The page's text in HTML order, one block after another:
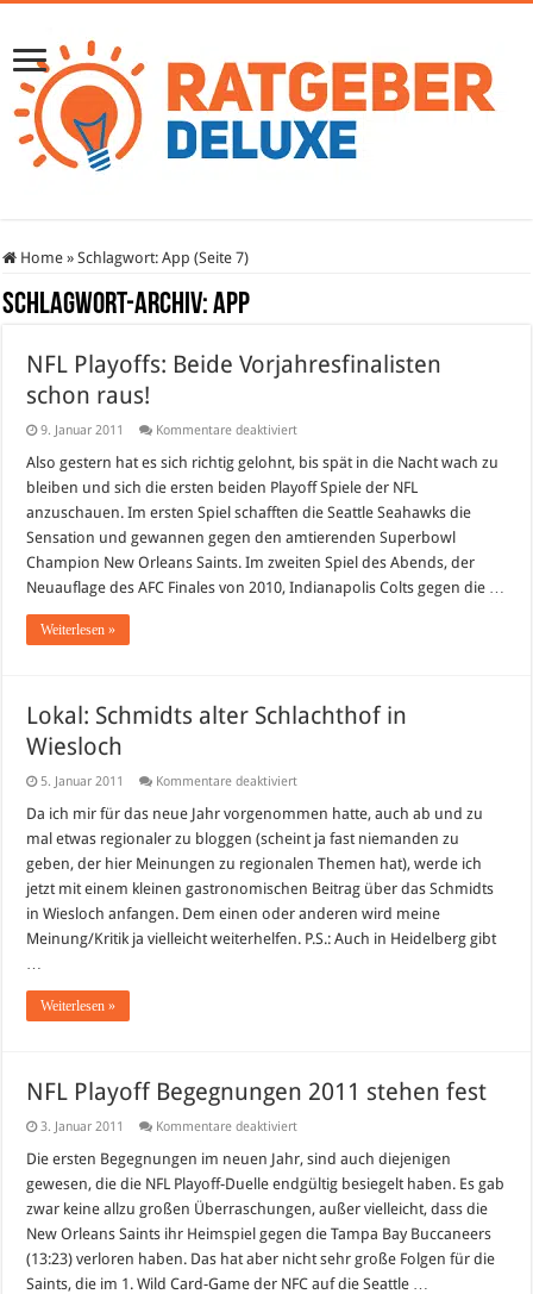
Home » Schlagwort:App (Seite 7)
Schlagwort-Archiv:App
NFL Playoffs: Beide Vorjahresfinalisten
schon raus!
9. Januar 2011 Kommentare deaktiviertfür
Playoffs:
Vorjahresfinalisten
schon
raus!
Also gestern hat es sich richtig gelohnt, bis spät in die Nacht wach zu
bleiben und sich die ersten beiden Playoff Spiele der NFL
anzuschauen. Im ersten Spiel schafften die Seattle Seahawks die
Sensation und gewannen gegen den amtierenden Superbowl
Champion New Orleans Saints. Im zweiten Spiel des Abends, der
Neuauflage des AFC Finales von 2010, Indianapolis Colts gegen die …
Weiterlesen »
Lokal: Schmidts alter Schlachthof in
Wiesloch
5. Januar 2011 Kommentare deaktiviertfür
Schmidts
Schlachthof
in
Wiesloch
Da ich mir für das neue Jahr vorgenommen hatte, auch ab und zu
mal etwas regionaler zu bloggen (scheint ja fast niemanden zu
geben, der hier Meinungen zu regionalen Themen hat), werde ich
jetzt mit einem kleinen gastronomischen Beitrag über das Schmidts
in Wiesloch anfangen. Dem einen oder anderen wird meine
Meinung/Kritik ja vielleicht weiterhelfen. P.S.: Auch in Heidelberg gibt
…
Weiterlesen »
NFL Playoff Begegnungen 2011 stehen fest
3. Januar 2011 Kommentare deaktiviertfür
Playoff
Begegnungen
2011
stehen
fest
Die ersten Begegnungen im neuen Jahr, sind auch diejenigen
gewesen, die die NFL Playoff-Duelle endgültig besiegelt haben. Es gab
zwar keine allzu großen Überraschungen, außer vielleicht, dass die
New Orleans Saints ihr Heimspiel gegen die Tampa Bay Buccaneers
(13:23) verloren haben. Das hat aber nicht sehr große Folgen für die
Saints, die im 1. Wild Card-Game der NFC auf die Seattle …